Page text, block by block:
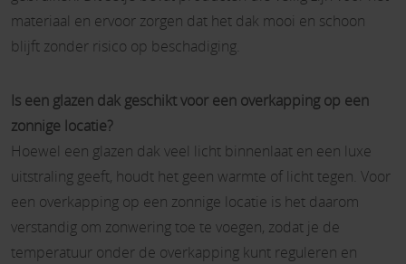
materiaal en ervoor zorgen dat het dak mooi en schoon
blijft zonder risico op beschadiging.
Is een glazen dak geschikt voor een overkapping op een
zonnige locatie?
Hoewel een glazen dak veel licht binnenlaat en een luxe
uitstraling geeft, houdt het geen warmte of licht tegen. Voor
een overkapping op een zonnige locatie is het daarom
verstandig om zonwering toe te voegen, zodat je de
temperatuur onder de overkapping kunt reguleren en